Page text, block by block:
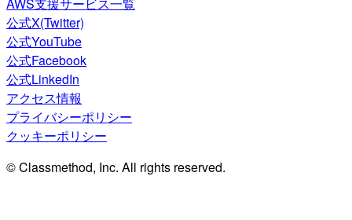
AWS支援サービス一覧
公式X(Twitter)
公式YouTube
公式Facebook
公式LinkedIn
アクセス情報
プライバシーポリシー
クッキーポリシー
© Classmethod, Inc. All rights reserved.